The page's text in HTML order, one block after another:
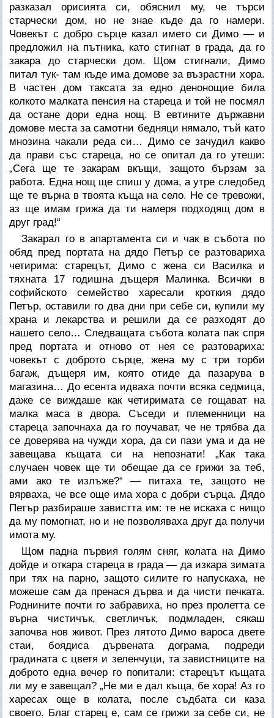
разказал орисията си, обяснил му, че търси
старчески дом, но не знае къде да го намери.
Човекът с добро сърце казал името си Димо — и
предложил на пътника, като стигнат в града, да го
закара до старчески дом. Щом стигнали, Димо
питал тук- там къде има домове за възрастни хора.
В частен дом таксата за едно денонощие била
колкото малката пенсия на стареца и той не посмял
да остане дори една нощ. В евтините държавни
домове места за самотни бедняци нямало, тъй като
мнозина чакали реда си… Димо се зачудил какво
да прави със стареца, но се опитал да го утеши:
„Сега ще те закарам вкъщи, защото бързам за
работа. Една нощ ще спиш у дома, а утре следобед
ще те върна в твоята къща на село. Не се тревожи,
аз ще имам грижа да ти намеря подходящ дом в
друг град!“
Закарал го в апартамента си и чак в събота по
обяд пред портата на дядо Петър се разтовариха
четирима: старецът, Димо с жена си Василка и
тяхната 17 годишна дъщеря Малинка. Всички в
софийското семейство харесали кроткия дядо
Петър, оставили го два дни при себе си, купили му
храна и лекарства и решили да се разходят до
нашето село… Следващата събота колата пак спря
пред портата и отново от нея се разтовариха:
човекът с доброто сърце, жена му с три торби
багаж, дъщеря им, която отиде да пазарува в
магазина… До есента идваха почти всяка седмица,
даже се виждаше как четиримата се гощават на
малка маса в двора. Съседи и племенници на
стареца започнаха да го поучават, че не трябва да
се доверява на чужди хора, да си пази ума и да не
завещава къщата си на непознати! „Как така
случаен човек ще ти обещае да се грижи за теб,
ами ако те излъже?“ — питаха те, защото не
вярваха, че все още има хора с добри сърца. Дядо
Петър разбираше завистта им: те не искаха с нищо
да му помогнат, но и не позволяваха друг да получи
имота му.
Щом падна първия голям сняг, колата на Димо
дойде и откара стареца в града — да изкара зимата
при тях на парно, защото силите го напускаха, не
можеше сам да пренася дърва и да чисти печката.
Роднините почти го забравиха, но през пролетта се
върна чистичък, светличък, подмладен, сякаш
започва нов живот. През лятото Димо вароса двете
стаи, боядиса дървената дограма, подреди
градината с цветя и зеленчуци, та завистниците на
доброто една вечер го попитали: старецът къщата
ли му е завещал? „Не ми е дал къща, бе хора! Аз го
харесах още в колата, после съдбата си каза
своето. Благ старец е, сам се грижи за себе си, не